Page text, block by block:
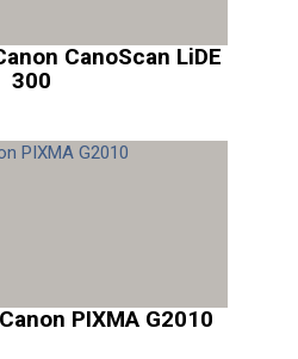
CanoScan LiDE
300
PIXMA G2010